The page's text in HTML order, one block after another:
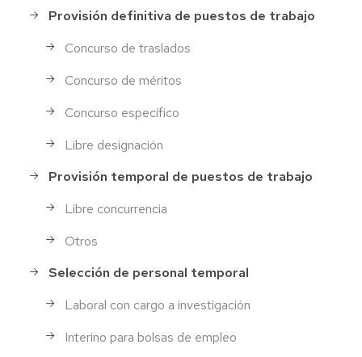
Provisión definitiva de puestos de trabajo
Concurso de traslados
Concurso de méritos
Concurso específico
Libre designación
Provisión temporal de puestos de trabajo
Libre concurrencia
Otros
Selección de personal temporal
Laboral con cargo a investigación
Interino para bolsas de empleo